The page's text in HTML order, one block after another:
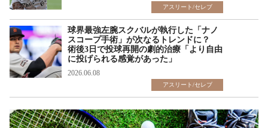
アスリート/セレブ
球界最強左腕スクバルが執行した「ナノ
スコープ手術」が次なるトレンドに？
術後3日で投球再開の劇的治療「より自由
に投げられる感覚があった」
2026.06.08
アスリート/セレブ